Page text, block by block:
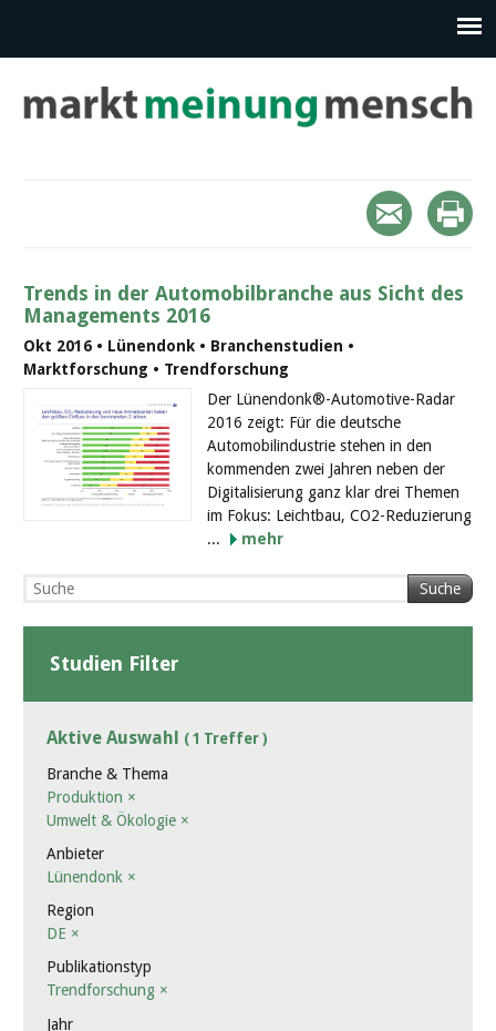
Trends in der Automobilbranche aus Sicht des
Managements 2016
Okt 2016 • Lünendonk • Branchenstudien •
Marktforschung • Trendforschung
Der Lünendonk®-Automotive-Radar
2016 zeigt: Für die deutsche
Automobilindustrie stehen in den
kommenden zwei Jahren neben der
Digitalisierung ganz klar drei Themen
im Fokus: Leichtbau, CO2-Reduzierung
...
mehr
Suche
Studien Filter
Aktive Auswahl ( 1 Treffer )
Branche & Thema
Produktion ×
Umwelt & Ökologie ×
Anbieter
Lünendonk ×
Region
DE ×
Publikationstyp
Trendforschung ×
Jahr